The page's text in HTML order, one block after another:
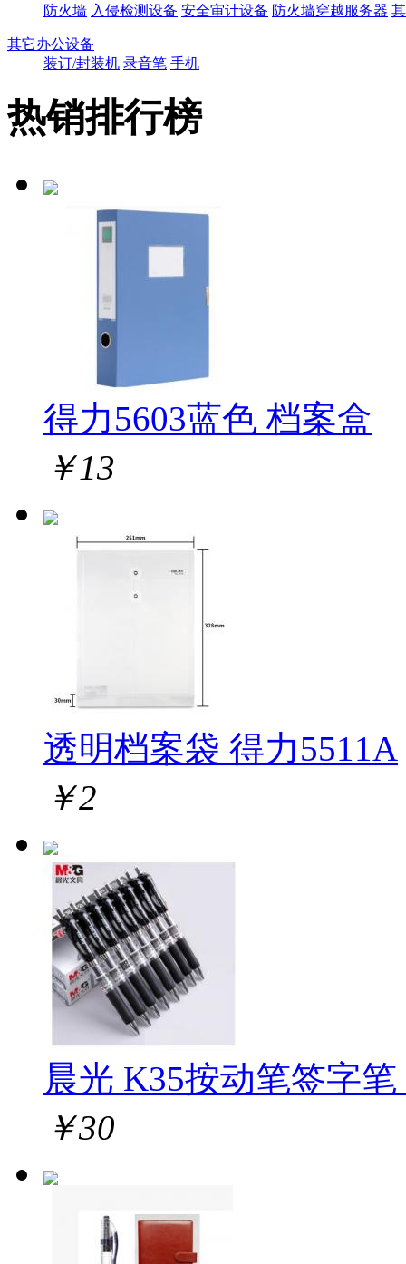
防火墙 入侵检测设备 安全审计设备 防火墙穿越服务器
其它办公设备
装订/封装机 录音笔 手机
热销排行榜
得力5603蓝色 档案盒
￥13
透明档案袋 得力5511A
￥2
晨光 K35按动笔签字
￥30